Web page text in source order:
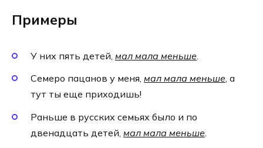
Примеры
У них пять детей, мал мала меньше.
Семеро пацанов у меня, мал мала меньше, а
тут ты еще приходишь!
Раньше в русских семьях было и по
двенадцать детей, мал мала меньше